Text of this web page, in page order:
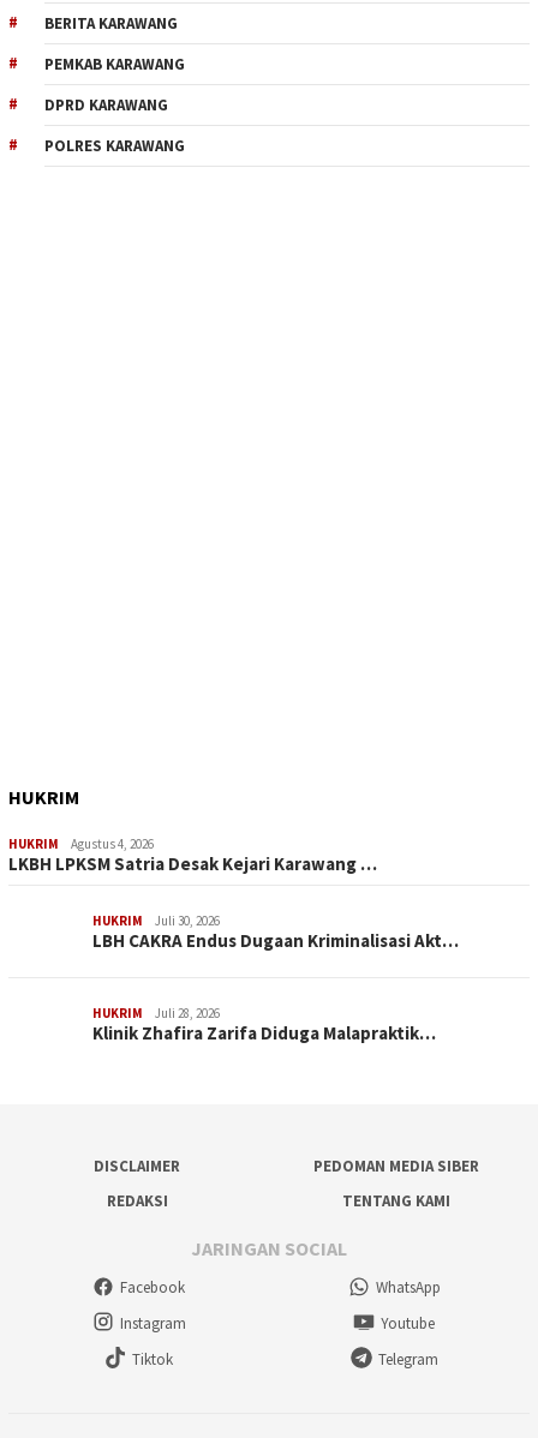
BERITA KARAWANG
PEMKAB KARAWANG
DPRD KARAWANG
POLRES KARAWANG
HUKRIM
HUKRIM Agustus 4, 2026
LKBH LPKSM Satria Desak Kejari Karawang …
HUKRIM Juli 30, 2026
LBH CAKRA Endus Dugaan Kriminalisasi Akt…
HUKRIM Juli 28, 2026
Klinik Zhafira Zarifa Diduga Malapraktik…
DISCLAIMER
PEDOMAN MEDIA SIBER
REDAKSI
TENTANG KAMI
JARINGAN SOCIAL
Facebook
WhatsApp
Instagram
Youtube
Tiktok
Telegram